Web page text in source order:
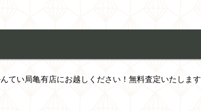
てい局亀有店にお越しください！無料査定いたします